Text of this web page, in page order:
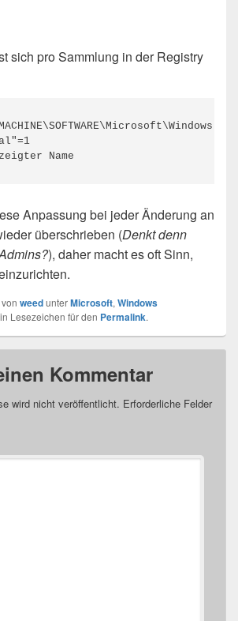
sich pro Sammlung in der Registry
Name
Anpassung bei jeder Änderung an
überschrieben (Denkt denn
), daher macht es oft Sinn,
weedunterMicrosoft, Windows
Lesezeichen für den Permalink.
Kommentar
wird nicht veröffentlicht. Erforderliche Felder